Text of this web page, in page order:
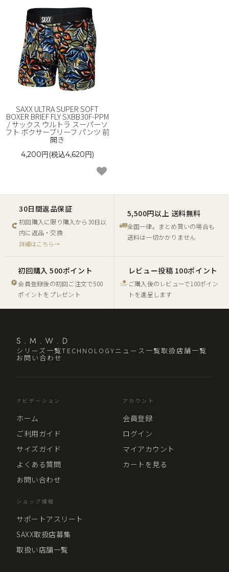
SAXX ULTRA SUPER SOFT
BOXER BRIEF FLY SXBB30F-PPM
/ サックス ウルトラ スーパーソ
フト ボクサーブリーフ パンツ 前
開き
4,200円(税込4,620円)
30日間返品保証
初回購入に限り購入から30日以
内に返品・交換
詳細はこちら→
5,500円以上 送料無料
全国一律。まとめ買いの場合も
送料は一切かかりません
初回購入 500ポイント
会員登録後の初回ご注文で500
ポイントをプレゼント
レビュー投稿 100ポイント
ご購入後のレビューで100ポイン
トを進呈します
シリーズ一覧TECHNOLOGYニュース一覧取扱店舗一覧
お問い合わせ
ナビゲーション
ホーム
ご利用ガイド
サイズガイド
よくある質問
お問い合わせ
アカウント
会員登録
ログイン
マイアカウント
カートを見る
ショップ情報
サポートアスリート
SAXX取扱店募集
取扱い店舗一覧